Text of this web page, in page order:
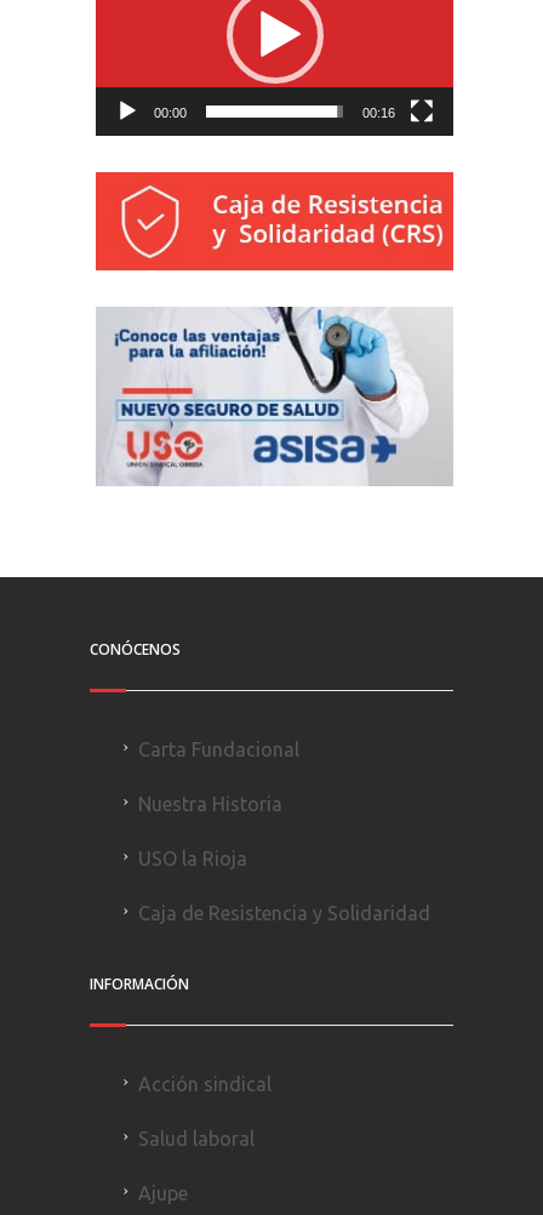
00:00 00:16
CONÓCENOS
Carta Fundacional
Nuestra Historia
USO la Rioja
Caja de Resistencia y Solidaridad
INFORMACIÓN
Acción sindical
Salud laboral
Ajupe